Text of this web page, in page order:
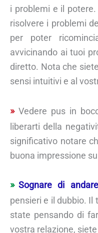
i problemi e il
risolvere i problemi
per poter
avvicinando ai tuoi
diretto. Nota che
sensi intuitivi e al
Vedere pus in
liberarti della
significativo notare
buona impressione
Sognare di
pensieri e il dubbio. Il
state pensando di
vostra relazione,